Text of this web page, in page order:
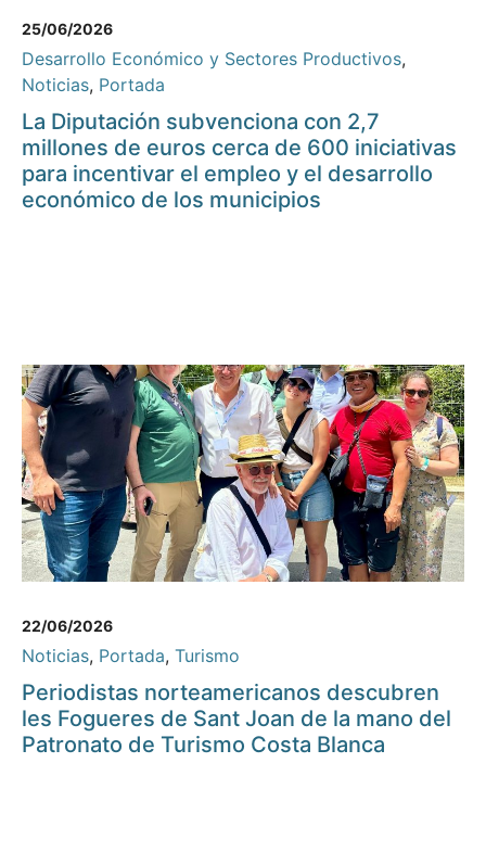
25/06/2026
Desarrollo Económico y Sectores Productivos,
Noticias, Portada
La Diputación subvenciona con 2,7
millones de euros cerca de 600 iniciativas
para incentivar el empleo y el desarrollo
económico de los municipios
22/06/2026
Noticias, Portada, Turismo
Periodistas norteamericanos descubren
les Fogueres de Sant Joan de la mano del
Patronato de Turismo Costa Blanca